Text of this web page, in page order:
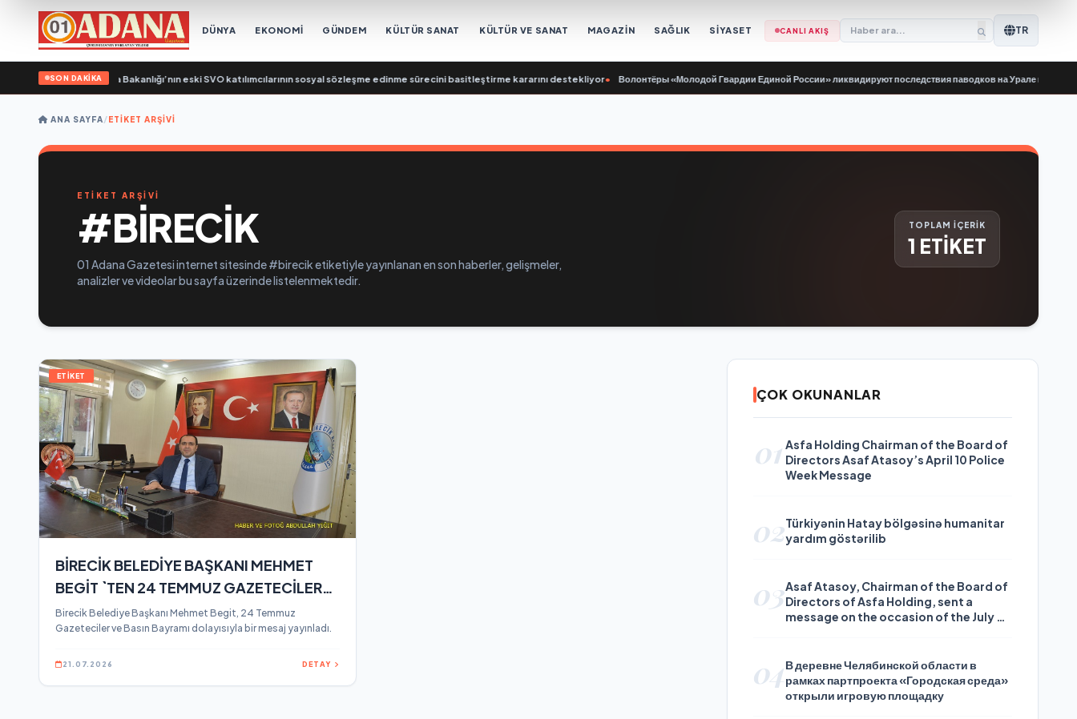
DÜNYA EKONOMİ GÜNDEM KÜLTÜR SANAT KÜLTÜR VE SANAT MAGAZİN SAĞLIK SİYASET CANLI AKIŞ TR
SON DAKİKA
Rusya, Çalışma Bakanlığı’nın eski SVO katılımcılarının sosyal sözleşme edinme sürecini basitleştirme kararını destekliyor• Волонтёры «Молодой Гвардии Единой России» ликвидируют последствия паводков на Урале и Дальнем
ANA SAYFA/ETIKET ARŞIVI
ETİKET ARŞİVİ
#BIRECIK
01 Adana Gazetesi internet sitesinde #birecik etiketiyle yayınlanan en son haberler, gelişmeler,
analizler ve videolar bu sayfa üzerinde listelenmektedir.
TOPLAM İÇERİK
1 ETİKET
ETİKET
BİRECİK BELEDİYE BAŞKANI MEHMET
BEGİT `TEN 24 TEMMUZ GAZETECİLER
VE BASIN BAYRAMI MESAJI
Birecik Belediye Başkanı Mehmet Begit, 24 Temmuz
Gazeteciler ve Basın Bayramı dolayısıyla bir mesaj yayınladı.
21.07.2026 DETAY
ÇOK OKUNANLAR
01 Asfa Holding Chairman of the Board of
Directors Asaf Atasoy’s April 10 Police
Week Message
02Türkiyənin Hatay bölgəsinə humanitar
yardım göstərilib
03Asaf Atasoy, Chairman of the Board of
Directors of Asfa Holding, sent a
message on the occasion of the July 24
04В деревне Челябинской области в
рамках партпроекта «Городская среда»
открыли игровую площадку